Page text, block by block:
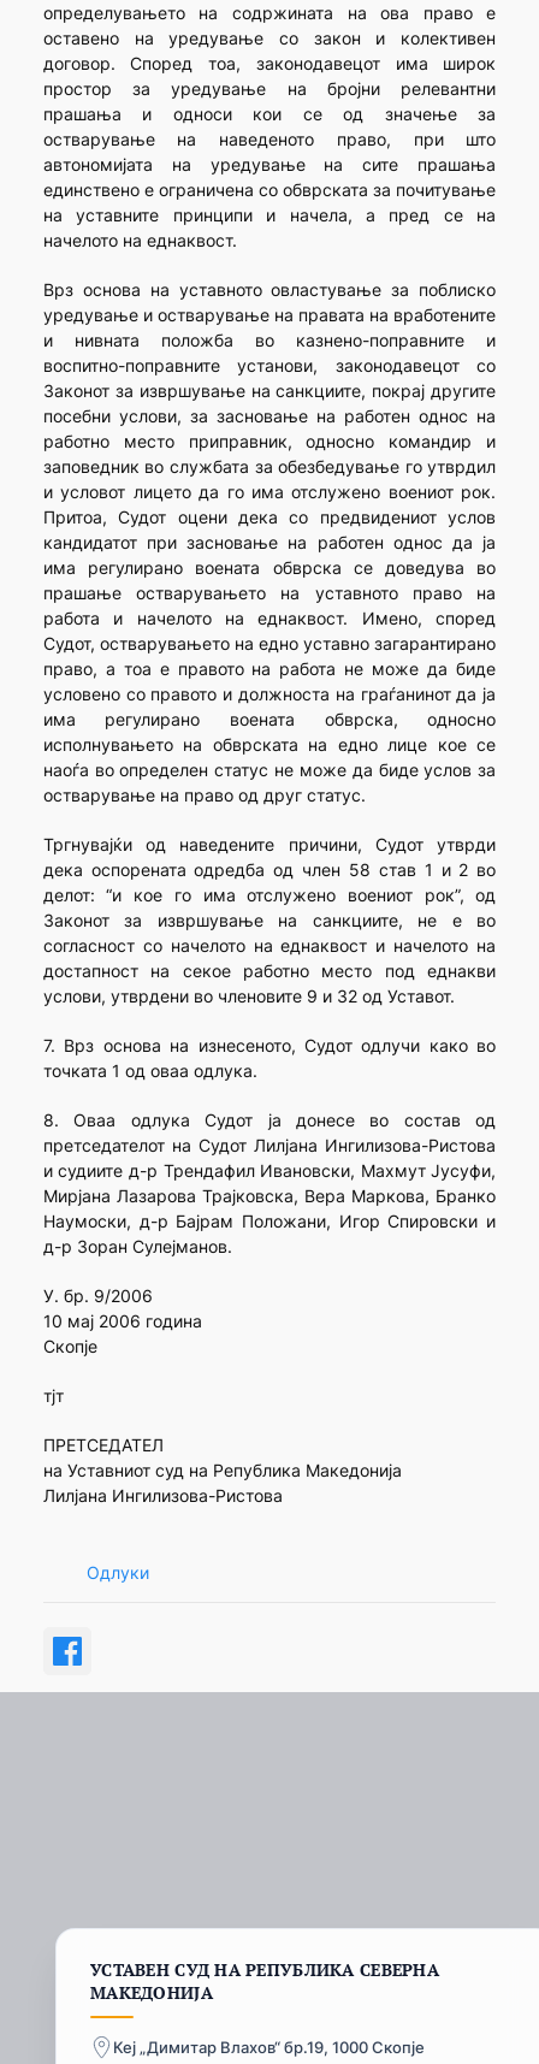
определувањето на содржината на ова право е
оставено на уредување со закон и колективен
договор. Според тоа, законодавецот има широк
простор за уредување на бројни релевантни
прашања и односи кои се од значење за
остварување на наведеното право, при што
автономијата на уредување на сите прашања
единствено е ограничена со обврската за почитување
на уставните принципи и начела, а пред се на
начелото на еднаквост.
Врз основа на уставното овластување за поблиско
уредување и остварување на правата на вработените
и нивната положба во казнено-поправните и
воспитно-поправните установи, законодавецот со
Законот за извршување на санкциите, покрај другите
посебни услови, за засновање на работен однос на
работно место приправник, односно командир и
заповедник во службата за обезбедување го утврдил
и условот лицето да го има отслужено воениот рок.
Притоа, Судот оцени дека со предвидениот услов
кандидатот при засновање на работен однос да ја
има регулирано воената обврска се доведува во
прашање остварувањето на уставното право на
работа и начелото на еднаквост. Имено, според
Судот, остварувањето на едно уставно загарантирано
право, а тоа е правото на работа не може да биде
условено со правото и должноста на граѓанинот да ја
има регулирано воената обврска, односно
исполнувањето на обврската на едно лице кое се
наоѓа во определен статус не може да биде услов за
остварување на право од друг статус.
Тргнувајќи од наведените причини, Судот утврди
дека оспорената одредба од член 58 став 1 и 2 во
делот: “и кое го има отслужено воениот рок”, од
Законот за извршување на санкциите, не е во
согласност со начелото на еднаквост и начелото на
достапност на секое работно место под еднакви
услови, утврдени во членовите 9 и 32 од Уставот.
7. Врз основа на изнесеното, Судот одлучи како во
точката 1 од оваа одлука.
8. Оваа одлука Судот ја донесе во состав од
претседателот на Судот Лилјана Ингилизова-Ристова
и судиите д-р Трендафил Ивановски, Махмут Јусуфи,
Мирјана Лазарова Трајковска, Вера Маркова, Бранко
Наумоски, д-р Бајрам Положани, Игор Спировски и
д-р Зоран Сулејманов.
У. бр. 9/2006
10 мај 2006 година
Скопје
тјт
ПРЕТСЕДАТЕЛ
на Уставниот суд на Република Македонија
Лилјана Ингилизова-Ристова
Одлуки
УСТАВЕН СУД НА РЕПУБЛИКА СЕВЕРНА
МАКЕДОНИЈА
Кеј „Димитар Влахов“ бр.19, 1000 Скопје